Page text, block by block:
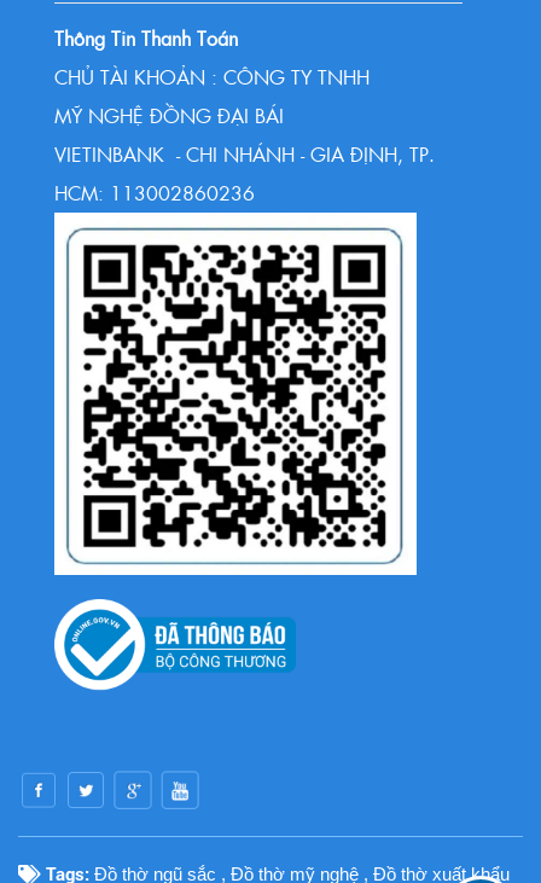
Thông Tin Thanh Toán
CHỦ TÀI KHOẢN : CÔNG TY TNHH
MỸ NGHỆ ĐỒNG ĐẠI BÁI
VIETINBANK - CHI NHÁNH - GIA ĐỊNH, TP.
HCM: 113002860236
Tags: Đồ thờ ngũ sắc , Đồ thờ mỹ nghệ , Đồ thờ xuất khẩu